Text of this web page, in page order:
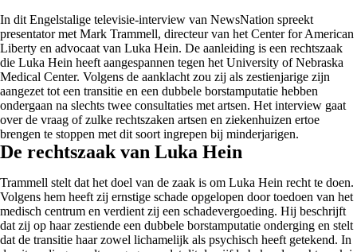
In dit Engelstalige televisie-interview van NewsNation spreekt
presentator met Mark Trammell, directeur van het Center for American
Liberty en advocaat van Luka Hein. De aanleiding is een rechtszaak
die Luka Hein heeft aangespannen tegen het University of Nebraska
Medical Center. Volgens de aanklacht zou zij als zestienjarige zijn
aangezet tot een transitie en een dubbele borstamputatie hebben
ondergaan na slechts twee consultaties met artsen. Het interview gaat
over de vraag of zulke rechtszaken artsen en ziekenhuizen ertoe
brengen te stoppen met dit soort ingrepen bij minderjarigen.
De rechtszaak van Luka Hein
Trammell stelt dat het doel van de zaak is om Luka Hein recht te doen.
Volgens hem heeft zij ernstige schade opgelopen door toedoen van het
medisch centrum en verdient zij een schadevergoeding. Hij beschrijft
dat zij op haar zestiende een dubbele borstamputatie onderging en stelt
dat de transitie haar zowel lichamelijk als psychisch heeft getekend. In